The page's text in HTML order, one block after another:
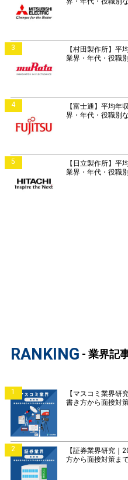
3
【村田製作所】平
業界・年代・役職
4
【富士通】平均年
界・年代・役職別
5
【日立製作所】平
業界・年代・役職
RANKING - 業界記
1
【マスコミ業界研
書き方から面接対
2
【証券業界研究｜
方から面接対策ま